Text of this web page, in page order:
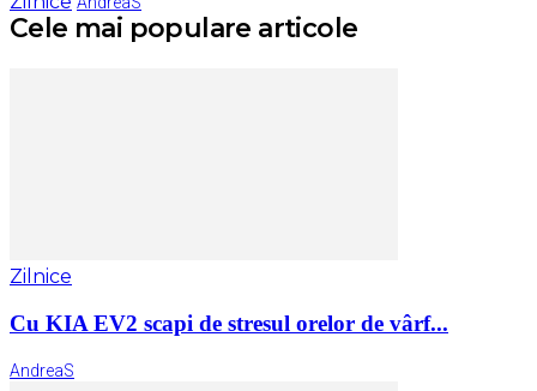
Cele mai populare articole
Zilnice
Cu KIA EV2 scapi de stresul orelor de vârf...
AndreaS